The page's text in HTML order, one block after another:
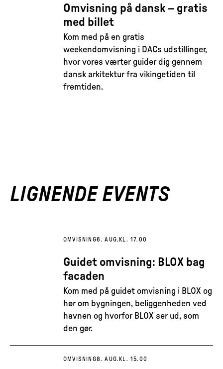
Omvisning på dansk – gratis
med billet
Kom med på en gratis
weekendomvisning i DACs udstillinger,
hvor vores værter guider dig gennem
dansk arkitektur fra vikingetiden til
fremtiden.
LIGNENDE EVENTS
OMVISNING6. AUG. KL. 17.00
Guidet omvisning: BLOX bag
facaden
Kom med på guidet omvisning i BLOX og
hør om bygningen, beliggenheden ved
havnen og hvorfor BLOX ser ud, som
den gør.
OMVISNING8. AUG. KL. 15.00